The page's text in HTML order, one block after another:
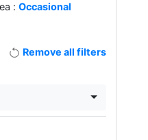
:Occasional
Remove all filters